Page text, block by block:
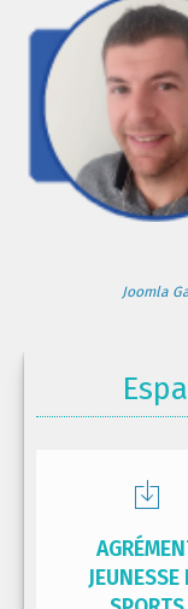
Joomla
JEUNESSE